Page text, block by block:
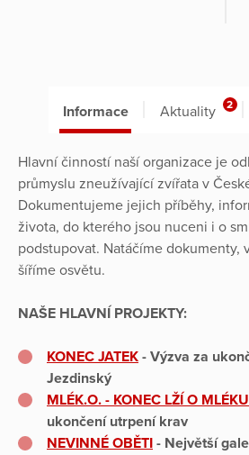
Informace Aktuality 2
Hlavní činností naší organizace je
průmyslu zneužívající zvířata v
Dokumentujeme jejich příběhy,
života, do kterého jsou nuceni i o
podstupovat. Natáčíme dokumenty,
šíříme osvětu.
NAŠE HLAVNÍ PROJEKTY:
KONEC JATEK - Výzva za
Jezdinský
MLÉK.O. - KONEC LŽÍ O MLÉKU
ukončení utrpení krav
NEVINNÉ OBĚTI - Největší